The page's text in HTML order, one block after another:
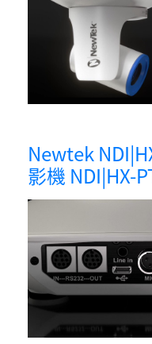
Newtek
影機 NDI|HX-